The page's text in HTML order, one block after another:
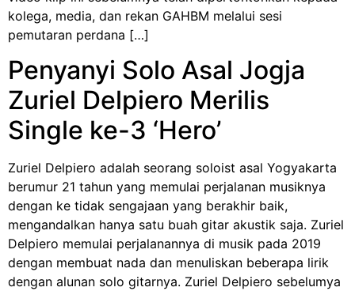
kolega, media, dan rekan GAHBM melalui sesi
pemutaran perdana […]
Penyanyi Solo Asal Jogja
Zuriel Delpiero Merilis
Single ke-3 ‘Hero’
Zuriel Delpiero adalah seorang soloist asal Yogyakarta
berumur 21 tahun yang memulai perjalanan musiknya
dengan ke tidak sengajaan yang berakhir baik,
mengandalkan hanya satu buah gitar akustik saja. Zuriel
Delpiero memulai perjalanannya di musik pada 2019
dengan membuat nada dan menuliskan beberapa lirik
dengan alunan solo gitarnya. Zuriel Delpiero sebelumya